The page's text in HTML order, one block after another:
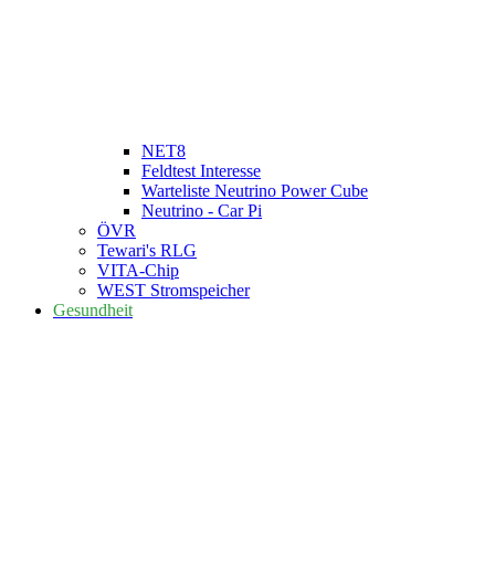
NET8
Feldtest Interesse
Warteliste Neutrino Power Cube
Neutrino - Car Pi
ÖVR
Tewari's RLG
VITA-Chip
WEST Stromspeicher
Gesundheit